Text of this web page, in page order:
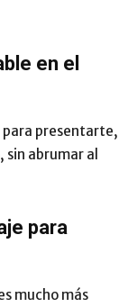
en el
para presentarte,
abrumar al
para
mucho más